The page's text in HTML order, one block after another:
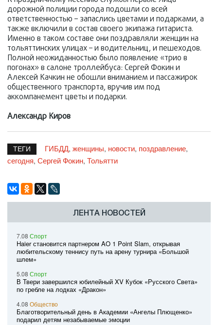
дорожной полиции города подошли со всей
ответственностью – запаслись цветами и подарками, а
также включили в состав своего экипажа гитариста.
Именно в таком составе они поздравляли женщин на
тольяттинских улицах – и водительниц, и пешеходов.
Полной неожиданностью было появление «трио в
погонах» в салоне троллейбуса: Сергей Фокин и
Алексей Качкин не обошли вниманием и пассажирок
общественного транспорта, вручив им под
аккомпанемент цветы и подарки.
Александр Киров
ТЕГИ ГИБДД, женщины, новости, поздравление,
сегодня, Сергей Фокин, Тольятти
ЛЕНТА НОВОСТЕЙ
7.08 Спорт
Haier становится партнером AO 1 Point Slam, открывая
любительскому теннису путь на арену турнира «Большой
шлем»
5.08 Спорт
В Твери завершился юбилейный XV Кубок «Русского Света»
по гребле на лодках «Дракон»
4.08 Общество
Благотворительный день в Академии «Ангелы Плющенко»
подарил детям незабываемые эмоции